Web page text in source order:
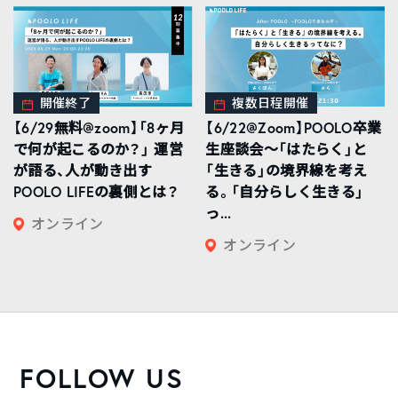
開催終了
【6/29無料@zoom】「8ヶ月
で何が起こるのか？」 運営
が語る、人が動き出す
POOLO LIFEの裏側とは？
オンライン
複数日程開催
【6/22@Zoom】POOLO卒業
生座談会〜「はたらく」と
「生きる」の境界線を考え
る。「自分らしく生きる」
っ...
オンライン
FOLLOW US